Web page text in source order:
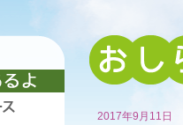
2017年9月11日